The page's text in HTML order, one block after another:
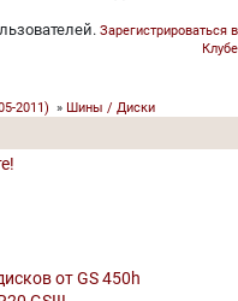
Зарегистрироваться в
Клубе
2011) » Шины / Диски
от GS 450h